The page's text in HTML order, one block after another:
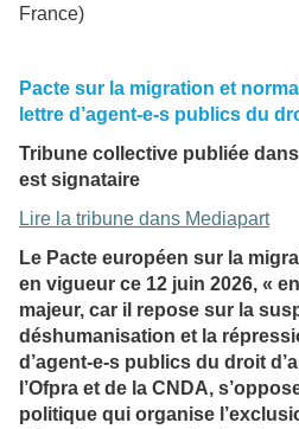
France)
Pacte sur la migration et
lettre d’agent-e-s publics du
Tribune collective publiée
est signataire
Lire la tribune dans Mediapart
Le Pacte européen sur la
en vigueur ce 12 juin 2026, «
majeur, car il repose sur la
déshumanisation et la
d’agent-e-s publics du droit
l’Ofpra et de la CNDA,
politique qui organise